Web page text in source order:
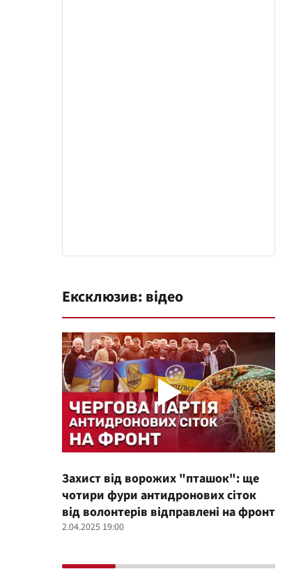
Ексклюзив: відео
Захист від ворожих "пташок": ще
чотири фури антидронових сіток
від волонтерів відправлені на фронт
2.04.2025 19:00